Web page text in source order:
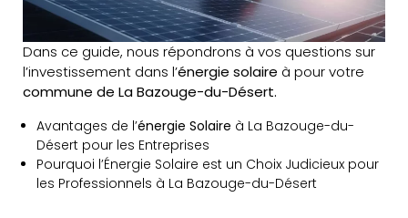
Dans ce guide, nous répondrons à vos questions sur
l’investissement dans l’énergie solaire à pour votre
commune de La Bazouge-du-Désert.
Avantages de l’énergie Solaire à La Bazouge-du-
Désert pour les Entreprises
Pourquoi l’Énergie Solaire est un Choix Judicieux pour
les Professionnels à La Bazouge-du-Désert